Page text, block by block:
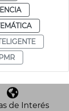
de Interés